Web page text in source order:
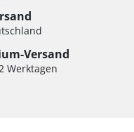
Versand
Werktagen